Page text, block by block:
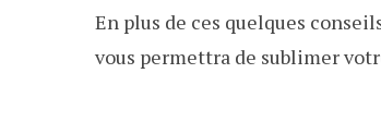
En plus de ces quelques
vous permettra de sublimer